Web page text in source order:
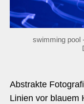
swimming pool
Abstrakte
Linien vor blauem